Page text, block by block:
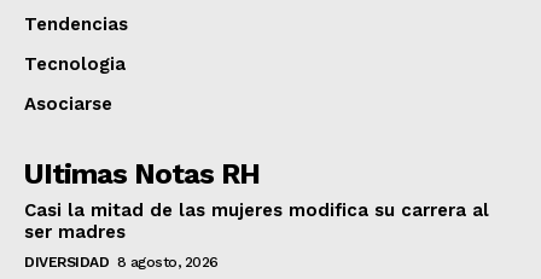
Tendencias
Tecnologia
Asociarse
UItimas Notas RH
Casi la mitad de las mujeres modifica su carrera al
ser madres
DIVERSIDAD 8 agosto, 2026